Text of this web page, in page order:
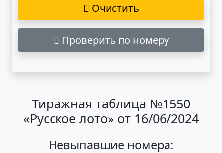
Очистить
Проверить по номеру
Тиражная таблица №1550
«Русское лото» от 16/06/2024
Невыпавшие номера: